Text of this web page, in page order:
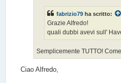
fabrizio79 ha scritto:
Grazie Alfredo!
quali dubbi avevi sull'
Semplicemente TUTTO!
Ciao Alfredo,